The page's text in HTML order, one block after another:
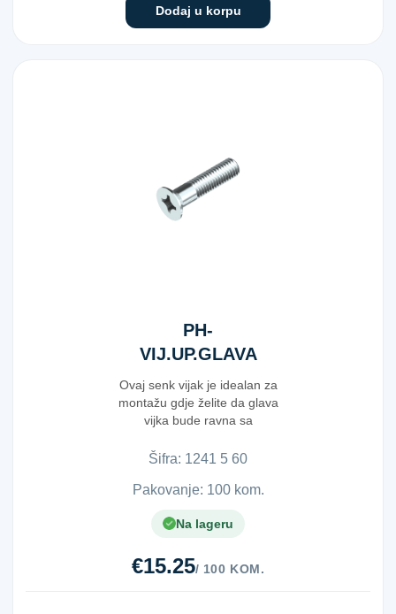
Dodaj u korpu
PH-
VIJ.UP.GLAVA
965 POC 5X60
Ovaj senk vijak je idealan za
montažu gdje želite da glava
vijka bude ravna sa
Šifra: 1​2​4​1​ ​5​ ​6​0​
Pakovanje: 100 kom.
Na lageru
€15.25/ 100 KOM.